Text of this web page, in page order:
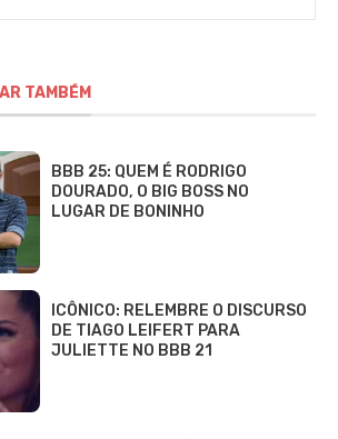
TAMBÉM
BBB 25: QUEM É RODRIGO
DOURADO, O BIG BOSS NO
LUGAR DE BONINHO
ICÔNICO: RELEMBRE O DISCURSO
DE TIAGO LEIFERT PARA
JULIETTE NO BBB 21